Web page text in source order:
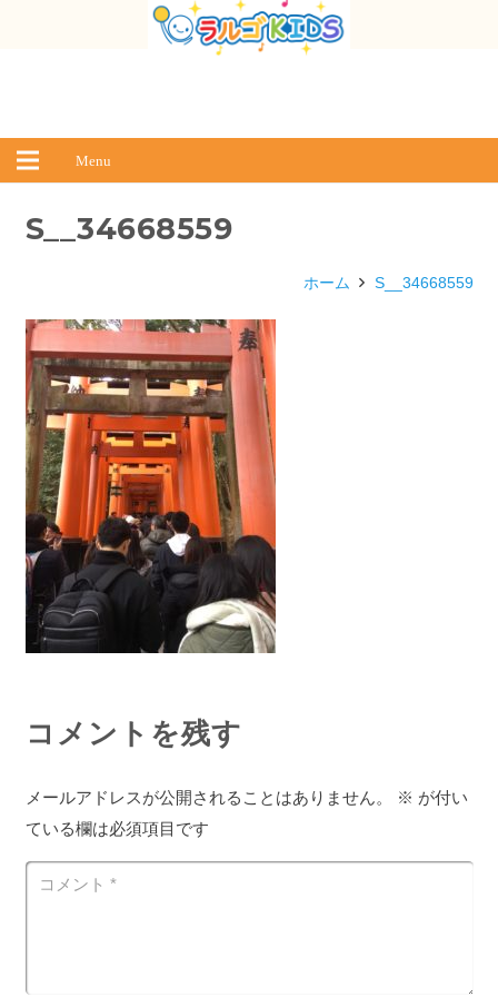
Menu
S__34668559
ホーム S__34668559
コメントを残す
メールアドレスが公開されることはありません。 ※ が付い
ている欄は必須項目です